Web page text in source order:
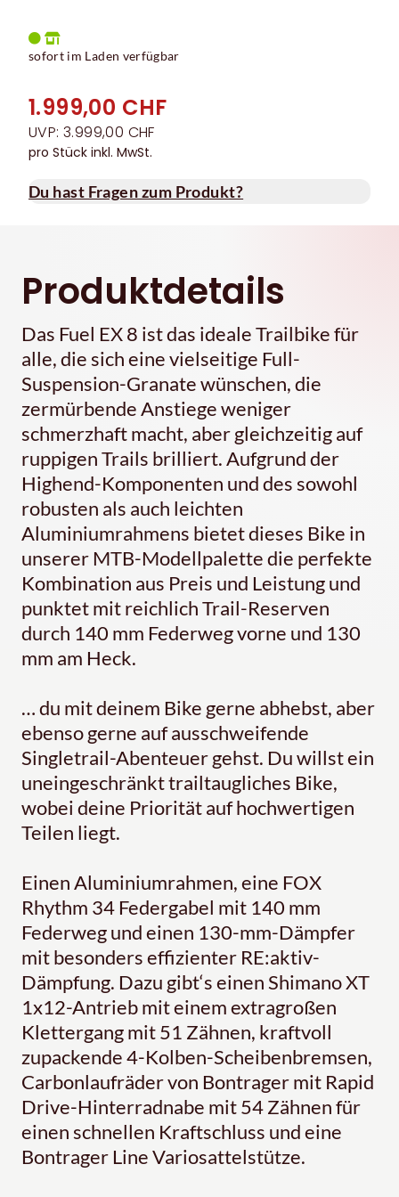
sofort im Laden verfügbar
1.999,00 CHF
UVP: 3.999,00 CHF
pro Stück inkl. MwSt.
Du hast Fragen zum Produkt?
Produktdetails
Das Fuel EX 8 ist das ideale Trailbike für
alle, die sich eine vielseitige Full-
Suspension-Granate wünschen, die
zermürbende Anstiege weniger
schmerzhaft macht, aber gleichzeitig auf
ruppigen Trails brilliert. Aufgrund der
Highend-Komponenten und des sowohl
robusten als auch leichten
Aluminiumrahmens bietet dieses Bike in
unserer MTB-Modellpalette die perfekte
Kombination aus Preis und Leistung und
punktet mit reichlich Trail-Reserven
durch 140 mm Federweg vorne und 130
mm am Heck.
… du mit deinem Bike gerne abhebst, aber
ebenso gerne auf ausschweifende
Singletrail-Abenteuer gehst. Du willst ein
uneingeschränkt trailtaugliches Bike,
wobei deine Priorität auf hochwertigen
Teilen liegt.
Einen Aluminiumrahmen, eine FOX
Rhythm 34 Federgabel mit 140 mm
Federweg und einen 130-mm-Dämpfer
mit besonders effizienter RE:aktiv-
Dämpfung. Dazu gibt‘s einen Shimano XT
1x12-Antrieb mit einem extragroßen
Klettergang mit 51 Zähnen, kraftvoll
zupackende 4-Kolben-Scheibenbremsen,
Carbonlaufräder von Bontrager mit Rapid
Drive-Hinterradnabe mit 54 Zähnen für
einen schnellen Kraftschluss und eine
Bontrager Line Variosattelstütze.